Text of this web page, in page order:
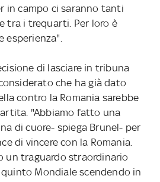
in campo ci saranno tanti
tra i trequarti. Per loro è
esperienza".
di lasciare in tribuna
che ha già dato
contro la Romania sarebbe
"Abbiamo fatto una
di cuore- spiega Brunel- per
di vincere con la Romania.
un traguardo straordinario
Mondiale scendendo in